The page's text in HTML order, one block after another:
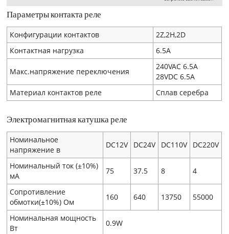
Параметры контакта реле
Конфигурации контактов
2Z,2H,2D
Контактная нагрузка
6.5A
Макс.напряжение переключения
240VAC 6.5A
28VDC 6.5A
Материал контактов реле
Сплав серебра
Электромагнитная катушка реле
Номинальное
напряжение в
DC12V DC24V DC110V DC220V
Номинальный ток (±10%)
мA
75 37.5 8 4
Сопротивление
обмотки(±10%) Ом
160 640 13750 55000
Номинальная мощность
Вт
0.9W